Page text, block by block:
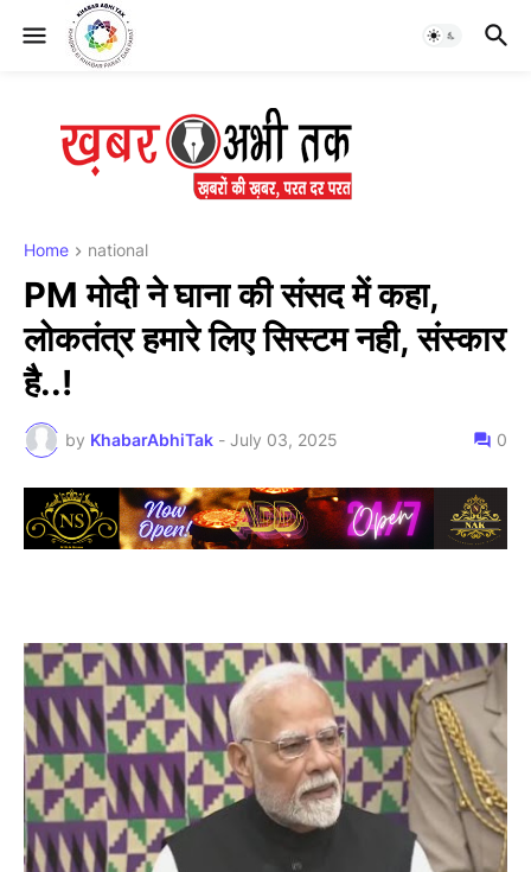
Home national
PM मोदी ने घाना की संसद में कहा,
लोकतंत्र हमारे लिए सिस्टम नही, संस्कार
है..!
by KhabarAbhiTak - July 03, 2025 0